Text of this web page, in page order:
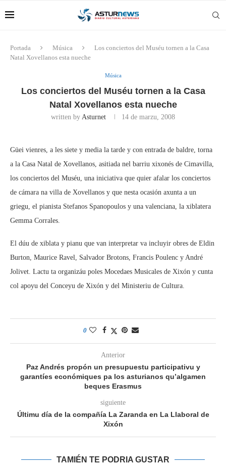
Portada Música
Los conciertos del Muséu tornen a la Casa
Natal Xovellanos esta nueche
Música
Los conciertos del Muséu tornen a la Casa
Natal Xovellanos esta nueche
written by Asturnet 14 de marzu, 2008
Güei vienres, a les siete y media la tarde y con entrada de baldre, torna
a la Casa Natal de Xovellanos, asitiada nel barriu xixonés de Cimavilla,
los conciertos del Muséu, una iniciativa que quier afalar los conciertos
de cámara na villa de Xovellanos y que nesta ocasión axunta a un
griegu, el pianista Stefanos Spanopoulos y una valenciana, la xiblatera
Gemma Corrales.
El dúu de xiblata y pianu que van interpretar va incluyir obres de Eldin
Burton, Maurice Ravel, Salvador Brotons, Francis Poulenc y André
Jolivet. Lactu ta organizáu poles Mocedaes Musicales de Xixón y cunta
col apoyu del Conceyu de Xixón y del Ministeriu de Cultura.
0
Anterior
Paz Andrés propón un presupuestu participativu y
garantíes económiques pa los asturianos qu’algamen
beques Erasmus
siguiente
Últimu día de la compañía La Zaranda en La Llaboral de
Xixón
TAMIÉN TE PODRIA GUSTAR